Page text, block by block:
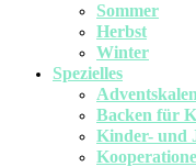
Sommer
Herbst
Winter
Spezielles
Backen für
Kinder- und